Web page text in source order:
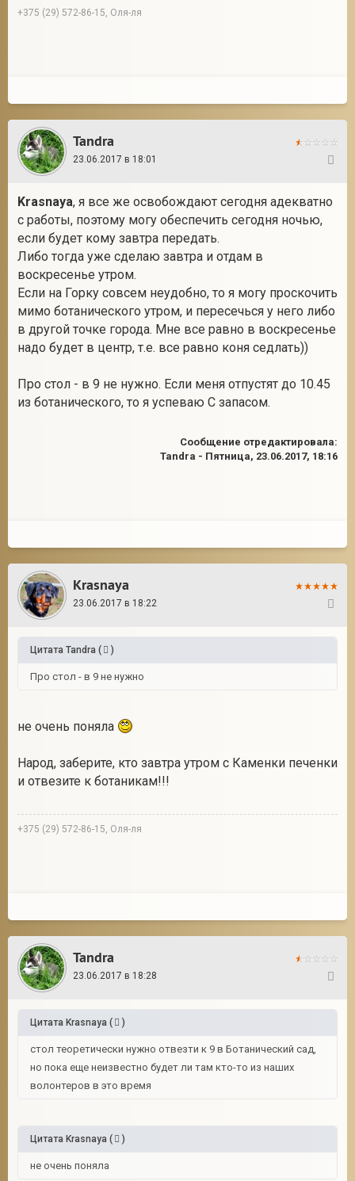
+375 (29) 572-86-15, Оля-ля
Tandra
23.06.2017 в 18:01
Krasnaya, я все же освобождают сегодня адекватно
с работы, поэтому могу обеспечить сегодня ночью,
если будет кому завтра передать.
Либо тогда уже сделаю завтра и отдам в
воскресенье утром.
Если на Горку совсем неудобно, то я могу проскочить
мимо ботанического утром, и пересечься у него либо
в другой точке города. Мне все равно в воскресенье
надо будет в центр, т.е. все равно коня седлать))
Про стол - в 9 не нужно. Если меня отпустят до 10.45
из ботанического, то я успеваю С запасом.
Сообщение отредактировала:
Tandra - Пятница, 23.06.2017, 18:16
Krasnaya
23.06.2017 в 18:22
Цитата Tandra ( )
Про стол - в 9 не нужно
не очень поняла
Народ, заберите, кто завтра утром с Каменки печенки
и отвезите к ботаникам!!!
+375 (29) 572-86-15, Оля-ля
Tandra
23.06.2017 в 18:28
Цитата Krasnaya ( )
стол теоретически нужно отвезти к 9 в Ботанический сад,
но пока еще неизвестно будет ли там кто-то из наших
волонтеров в это время
Цитата Krasnaya ( )
не очень поняла